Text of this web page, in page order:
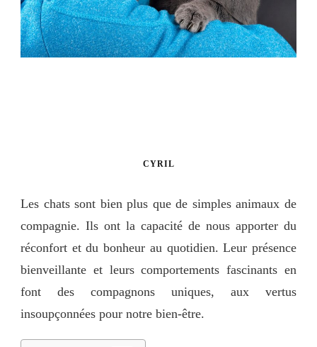
CYRIL
Les chats sont bien plus que de simples animaux de
compagnie. Ils ont la capacité de nous apporter du
réconfort et du bonheur au quotidien. Leur présence
bienveillante et leurs comportements fascinants en
font des compagnons uniques, aux vertus
insoupçonnées pour notre bien-être.